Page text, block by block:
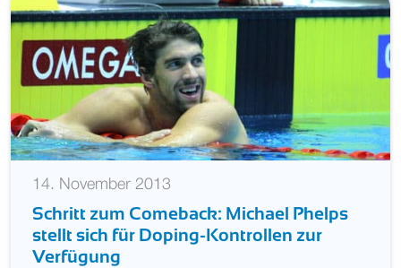
14. November 2013
Schritt zum Comeback: Michael Phelps
stellt sich für Doping-Kontrollen zur
Verfügung